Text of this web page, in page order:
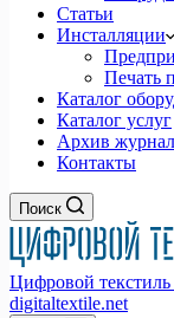
Статьи
Инсталляции
Печать
Каталог
Каталог услуг
Архив
Контакты
Поиск
Цифровой
digitaltextile.net